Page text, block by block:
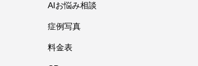
AIお悩み相談
症例写真
料金表